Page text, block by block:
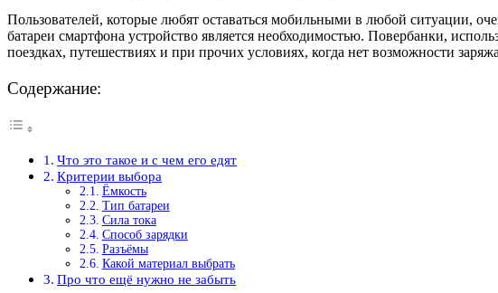
Пользователей, которые любят оставаться мобильными в любой ситуации,
батареи смартфона устройство является необходимостью. Повербанки,
поездках, путешествиях и при прочих условиях, когда нет возможности
Содержание:
Что это такое и с чем его едят
Критерии выбора
Ёмкость
Тип батареи
Сила тока
Способ зарядки
Разъёмы
Какой материал выбрать
Про что ещё нужно не забыть